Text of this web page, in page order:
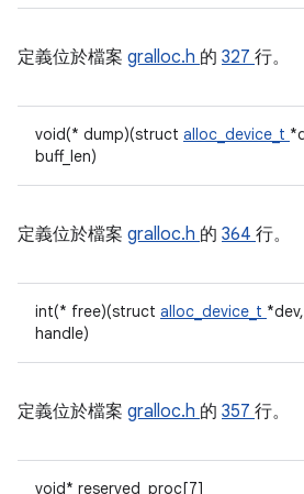
定義位於檔案 gralloc.h 的 327 行。
void(* dump)(struct alloc_device_t
buff_len)
定義位於檔案 gralloc.h 的 364 行。
int(* free)(struct alloc_device_t
handle)
定義位於檔案 gralloc.h 的 357 行。
void* reserved_proc[7]